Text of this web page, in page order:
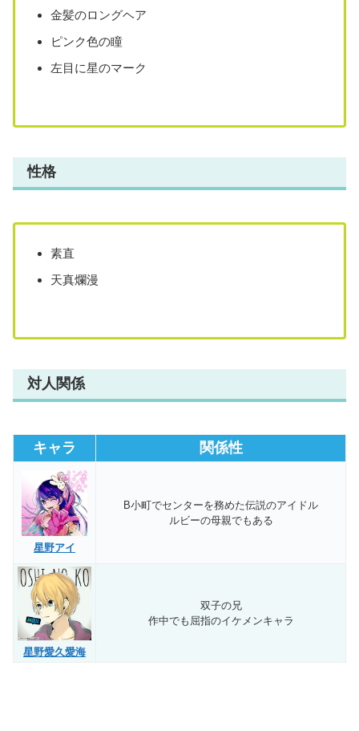
金髪のロングヘア
ピンク色の瞳
左目に星のマーク
性格
素直
天真爛漫
対人関係
キャラ 関係性
星野アイ
B小町でセンターを務めた伝説のアイドル
ルビーの母親でもある
星野愛久愛海
双子の兄
作中でも屈指のイケメンキャラ